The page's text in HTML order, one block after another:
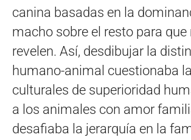
canina basadas en la
macho sobre el resto para que
revelen. Así, desdibujar la
humano-animal cuestionaba
culturales de superioridad
a los animales con amor
desafiaba la jerarquía en la